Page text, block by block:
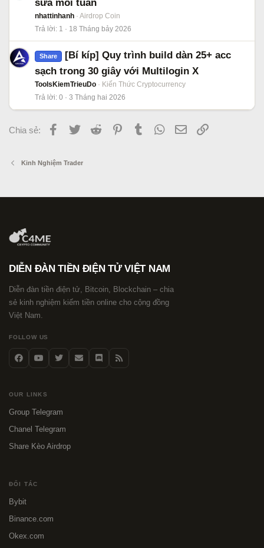
sữa mỗi tuần
nhattinhanh
Airdrop Coin
Trả lời 1 18 Tháng bảy 2026
Share
[Bí kíp] Quy trình build dàn 25+ acc
sạch trong 30 giây với Multilogin X
ToolsKiemTrieuDo
Kiến Thức Cryptocurrency
Trả lời 0 3 Tháng hai 2026
Chia sẻ: Facebook
Twitter Reddit PinterestTumblr WhatsApp
Email
Kinh Nghiệm Trader
DIỄN ĐÀN TIỀN ĐIỆN TỬ VIỆT NAM
Diễn đàn tiền điện tử, Bitcoin, Blockchain – chia
sẻ kinh nghiệm kiếm tiền online cho cộng đồng
Việt Nam.
FOLLOW US
OUR LINKS
Group Telegram
Chanel Telegram
Share Kèo Airdrop
ĐỐI TÁC
Bybit
Binance.com
Okex.com